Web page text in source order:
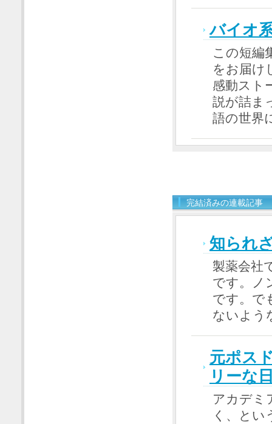
バイオ
この短編
をお届け
感動スト
説が詰ま
語の世界
完結済みの連載記事
知られ
製薬会社
です。ノ
です。で
ないよう
元ポス
リーな
アカデミ
く、とい